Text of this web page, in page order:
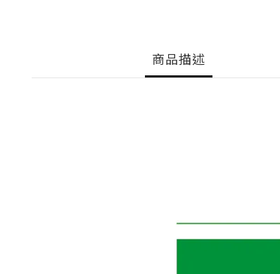
商品描述